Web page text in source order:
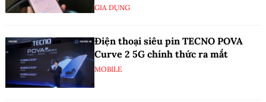
GIA DỤNG
Điện thoại siêu pin TECNO POVA
Curve 2 5G chính thức ra mắt
MOBILE